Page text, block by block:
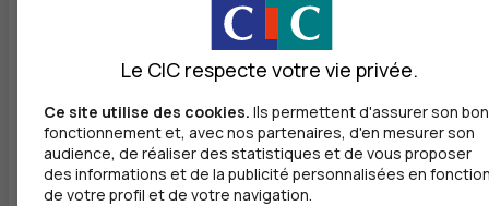
Retrait de rouleaux de monnaie EUR
Dépôt de monnaie EUR
Dépôt valorisé de chèques EUR
Dépôt de chèques EUR
Equipement pour déficients visuels
Le CIC respecte votre vie privée.
Ce site utilise des cookies. Ils permettent d'assurer son bon
fonctionnement et, avec nos partenaires, d'en mesurer son
audience, de réaliser des statistiques et de vous proposer
des informations et de la publicité personnalisées en
de votre profil et de votre navigation.